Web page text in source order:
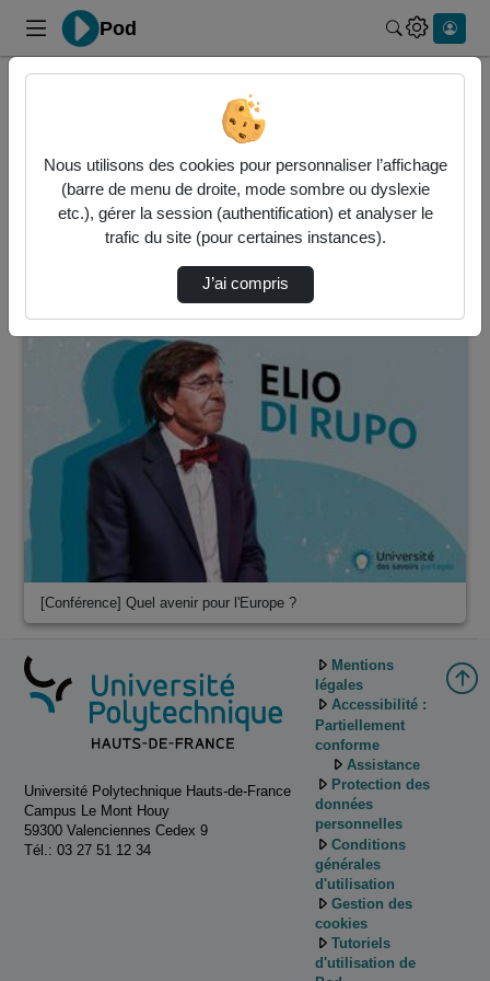
Pod
1 vidéo trouvée
Audio Vidéo Statistiques de vues
Direction de tri
01:58:56
[Conférence] Quel avenir pour l'Europe ?
Université Polytechnique Hauts-de-France
Campus Le Mont Houy
59300 Valenciennes Cedex 9
Tél.: 03 27 51 12 34
Mentions
légales
Accessibilité :
Partiellement
conforme
Assistance
Protection des
données
personnelles
Conditions
générales
d'utilisation
Gestion des
cookies
Tutoriels
d'utilisation de
Nous utilisons des cookies pour personnaliser l’affichage
(barre de menu de droite, mode sombre ou dyslexie
etc.), gérer la session (authentification) et analyser le
trafic du site (pour certaines instances).
J’ai compris